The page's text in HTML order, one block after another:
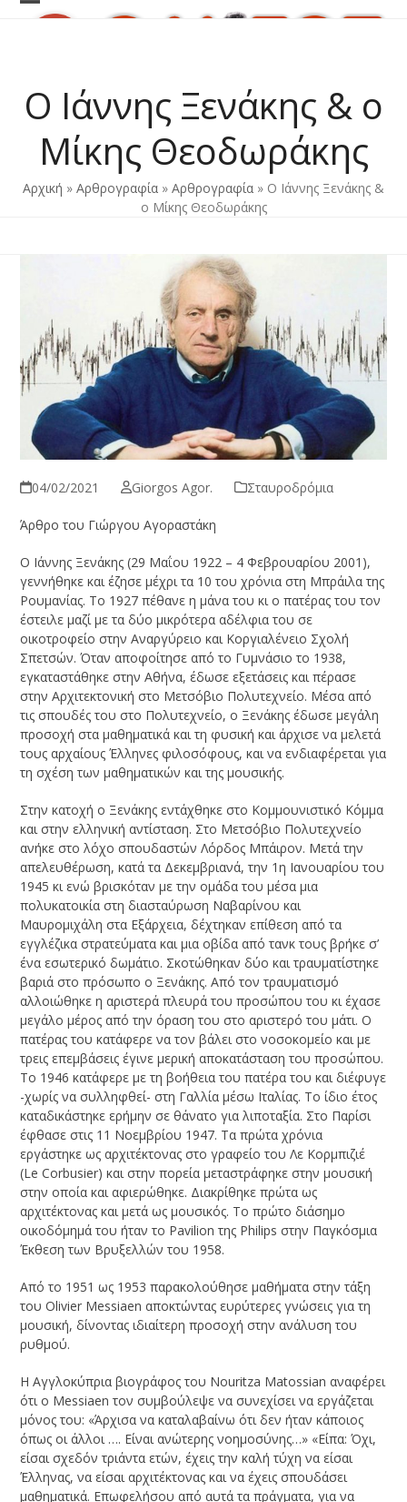
Skip
Open
Close
Ο Ιάννης Ξενάκης & ο
Μίκης Θεοδωράκης
Αρχική » Αρθρογραφία » Αρθρογραφία » Ο Ιάννης Ξενάκης &
ο Μίκης Θεοδωράκης
04/02/2021 Giorgos Agor. Σταυροδρόμια
Άρθρο του Γιώργου Αγοραστάκη
Ο Ιάννης Ξενάκης (29 Μαΐου 1922 – 4 Φεβρουαρίου 2001),
γεννήθηκε και έζησε μέχρι τα 10 του χρόνια στη Μπράιλα της
Ρουμανίας. Το 1927 πέθανε η μάνα του κι ο πατέρας του τον
έστειλε μαζί με τα δύο μικρότερα αδέλφια του σε
οικοτροφείο στην Αναργύρειο και Κοργιαλένειο Σχολή
Σπετσών. Όταν αποφοίτησε από το Γυμνάσιο το 1938,
εγκαταστάθηκε στην Αθήνα, έδωσε εξετάσεις και πέρασε
στην Αρχιτεκτονική στο Μετσόβιο Πολυτεχνείο. Μέσα από
τις σπουδές του στο Πολυτεχνείο, ο Ξενάκης έδωσε μεγάλη
προσοχή στα μαθηματικά και τη φυσική και άρχισε να μελετά
τους αρχαίους Έλληνες φιλοσόφους, και να ενδιαφέρεται για
τη σχέση των μαθηματικών και της μουσικής.
Στην κατοχή ο Ξενάκης εντάχθηκε στο Κομμουνιστικό Κόμμα
και στην ελληνική αντίσταση. Στο Μετσόβιο Πολυτεχνείο
ανήκε στο λόχο σπουδαστών Λόρδος Μπάιρον. Μετά την
απελευθέρωση, κατά τα Δεκεμβριανά, την 1η Ιανουαρίου του
1945 κι ενώ βρισκόταν με την ομάδα του μέσα μια
πολυκατοικία στη διασταύρωση Ναβαρίνου και
Μαυρομιχάλη στα Εξάρχεια, δέχτηκαν επίθεση από τα
εγγλέζικα στρατεύματα και μια οβίδα από τανκ τους βρήκε σ’
ένα εσωτερικό δωμάτιο. Σκοτώθηκαν δύο και τραυματίστηκε
βαριά στο πρόσωπο ο Ξενάκης. Από τον τραυματισμό
αλλοιώθηκε η αριστερά πλευρά του προσώπου του κι έχασε
μεγάλο μέρος από την όραση του στο αριστερό του μάτι. Ο
πατέρας του κατάφερε να τον βάλει στο νοσοκομείο και με
τρεις επεμβάσεις έγινε μερική αποκατάσταση του προσώπου.
Το 1946 κατάφερε με τη βοήθεια του πατέρα του και διέφυγε
-χωρίς να συλληφθεί- στη Γαλλία μέσω Ιταλίας. Το ίδιο έτος
καταδικάστηκε ερήμην σε θάνατο για λιποταξία. Στο Παρίσι
έφθασε στις 11 Νοεμβρίου 1947. Τα πρώτα χρόνια
εργάστηκε ως αρχιτέκτονας στο γραφείο του Λε Κορμπιζιέ
(Le Corbusier) και στην πορεία μεταστράφηκε στην μουσική
στην οποία και αφιερώθηκε. Διακρίθηκε πρώτα ως
αρχιτέκτονας και μετά ως μουσικός. Το πρώτο διάσημο
οικοδόμημά του ήταν το Pavilion της Philips στην Παγκόσμια
Έκθεση των Βρυξελλών του 1958.
Από το 1951 ως 1953 παρακολούθησε μαθήματα στην τάξη
του Olivier Messiaen αποκτώντας ευρύτερες γνώσεις για τη
μουσική, δίνοντας ιδιαίτερη προσοχή στην ανάλυση του
ρυθμού.
Η Αγγλοκύπρια βιογράφος του Nouritza Matossian αναφέρει
ότι ο Messiaen τον συμβούλεψε να συνεχίσει να εργάζεται
μόνος του: «Άρχισα να καταλαβαίνω ότι δεν ήταν κάποιος
όπως οι άλλοι …. Είναι ανώτερης νοημοσύνης…» «Είπα: Όχι,
είσαι σχεδόν τριάντα ετών, έχεις την καλή τύχη να είσαι
Έλληνας, να είσαι αρχιτέκτονας και να έχεις σπουδάσει
μαθηματικά. Επωφελήσου από αυτά τα πράγματα, για να